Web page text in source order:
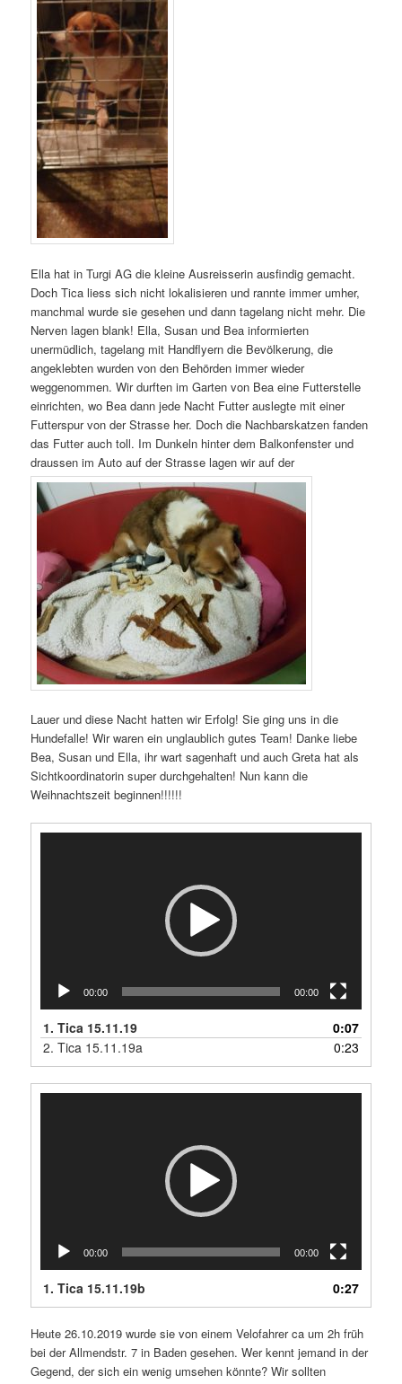
Ella hat in Turgi AG die kleine Ausreisserin ausfindig gemacht.
Doch Tica liess sich nicht lokalisieren und rannte immer umher,
manchmal wurde sie gesehen und dann tagelang nicht mehr. Die
Nerven lagen blank! Ella, Susan und Bea informierten
unermüdlich, tagelang mit Handflyern die Bevölkerung, die
angeklebten wurden von den Behörden immer wieder
weggenommen. Wir durften im Garten von Bea eine Futterstelle
einrichten, wo Bea dann jede Nacht Futter auslegte mit einer
Futterspur von der Strasse her. Doch die Nachbarskatzen fanden
das Futter auch toll. Im Dunkeln hinter dem Balkonfenster und
draussen im Auto auf der Strasse lagen wir auf der
Lauer und diese Nacht hatten wir Erfolg! Sie ging uns in die
Hundefalle! Wir waren ein unglaublich gutes Team! Danke liebe
Bea, Susan und Ella, ihr wart sagenhaft und auch Greta hat als
Sichtkoordinatorin super durchgehalten! Nun kann die
Weihnachtszeit beginnen!!!!!!
00:00 00:00
1.Tica 15.11.19
0:07
2.Tica 15.11.19a 0:23
00:00 00:00
1.Tica 15.11.19b 0:27
Heute 26.10.2019 wurde sie von einem Velofahrer ca um 2h früh
bei der Allmendstr. 7 in Baden gesehen. Wer kennt jemand in der
Gegend, der sich ein wenig umsehen könnte? Wir sollten